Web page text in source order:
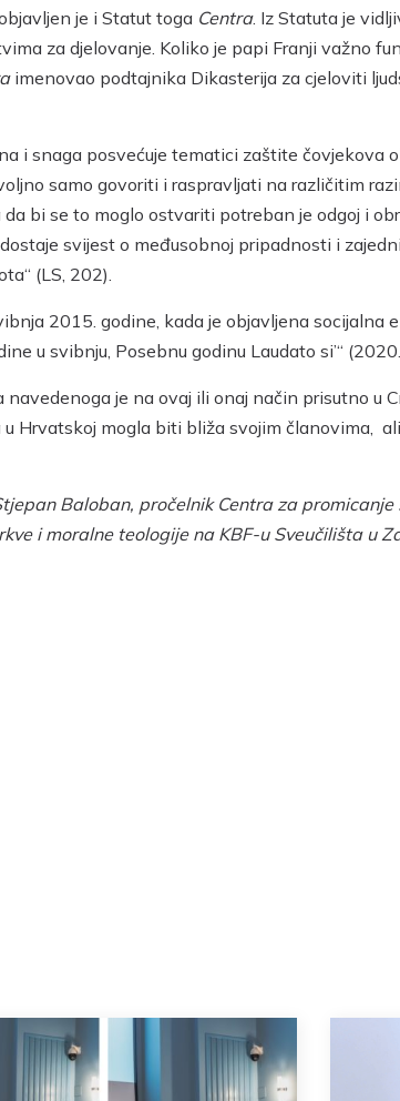
je i Statut toga Centra. Iz Statuta je
za djelovanje. Koliko je papi Franji važno
imenovao podtajnika Dikasterija za cjeloviti
i snaga posvećuje tematici zaštite čovjekova
samo govoriti i raspravljati na različitim
bi se to moglo ostvariti potreban je odgoj i
svijest o međusobnoj pripadnosti i
(LS, 202).
2015. godine, kada je objavljena socijalna
u svibnju, Posebnu godinu Laudato si’“
je na ovaj ili onaj način prisutno u
Hrvatskoj mogla biti bliža svojim članovima,
Baloban, pročelnik Centra za
i moralne teologije na KBF-u Sveučilišta u